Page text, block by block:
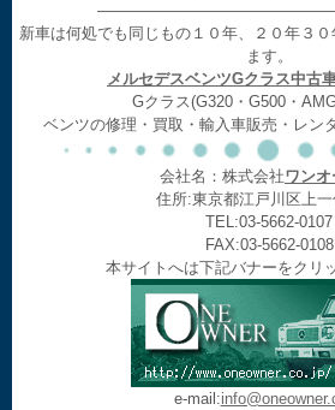
新車は何処でも同じもの１０年、２０年３
ます。
メルセデスベンツGクラス中古
Gクラス(G320・G500・
ベンツの修理・買取・輸入車販売・レン
会社名：株式会社ワン
住所:東京都江戸川区上一
TEL:03-5662-0107
FAX:03-5662-0108
本サイトへは下記バナーをクリ
e-mail: